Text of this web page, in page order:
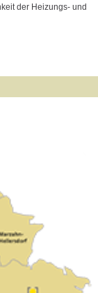
der Heizungs- und